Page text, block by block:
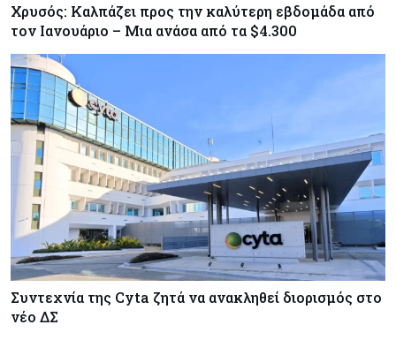
Χρυσός: Καλπάζει προς την καλύτερη εβδομάδα από
τον Ιανουάριο – Μια ανάσα από τα $4.300
Συντεχνία της Cyta ζητά να ανακληθεί διορισμός στο
νέο ΔΣ